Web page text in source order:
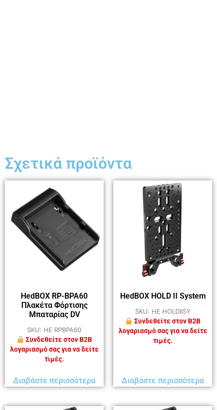
Σχετικά προϊόντα
HedBOX RP-BPA60
Πλακέτα Φόρτισης
Μπαταρίας DV
SKU: HE RPBPA60
Συνδεθείτε στον B2B
λογαριασμό σας για να δείτε
τιμές.
Διαβάστε περισσότερα
HedBOX HOLD II System
SKU: HE HOLDIISY
Συνδεθείτε στον B2B
λογαριασμό σας για να δείτε
τιμές.
Διαβάστε περισσότερα